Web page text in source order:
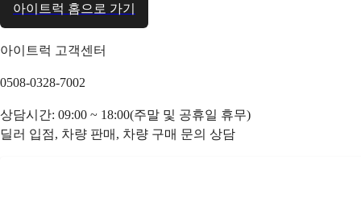
아이트럭 홈으로 가기
아이트럭 고객센터
0508-0328-7002
상담시간: 09:00 ~ 18:00(주말 및 공휴일 휴무)
딜러 입점, 차량 판매, 차량 구매 문의 상담